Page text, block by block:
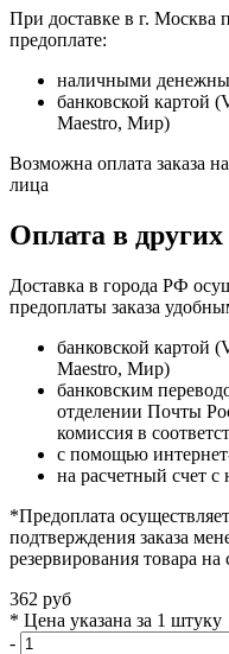
При доставке в г. Москва
предоплате:
наличными
банковской картой
Maestro, Мир)
Возможна оплата заказа
лица
Оплата в
Доставка в города РФ
предоплаты заказа
банковской картой
Maestro, Мир)
банковским
отделении Почты
комиссия в
с помощью
на расчетный счет
*Предоплата
подтверждения заказа
резервирования товара на
362 руб
* Цена указана за 1 штуку
-